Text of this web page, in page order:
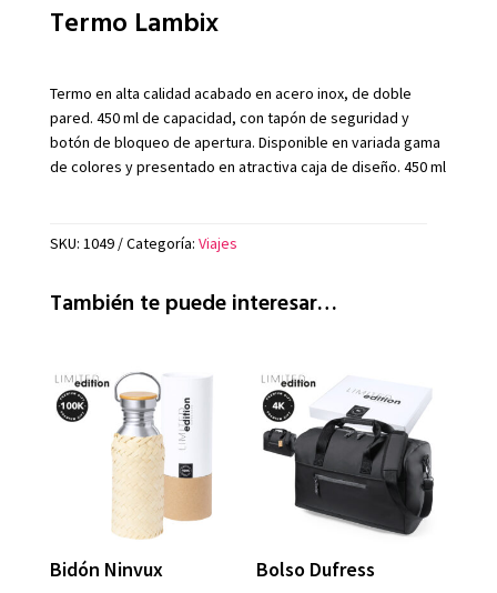
Termo Lambix
Termo en alta calidad acabado en acero inox, de doble
pared. 450 ml de capacidad, con tapón de seguridad y
botón de bloqueo de apertura. Disponible en variada gama
de colores y presentado en atractiva caja de diseño. 450 ml
SKU: 1049 Categoría: Viajes
También te puede interesar…
Bidón Ninvux Bolso Dufress